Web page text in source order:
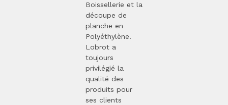
Boissellerie et la
découpe de
planche en
Polyéthylène.
Lobrot a
toujours
privilégié la
qualité des
produits pour
ses clients